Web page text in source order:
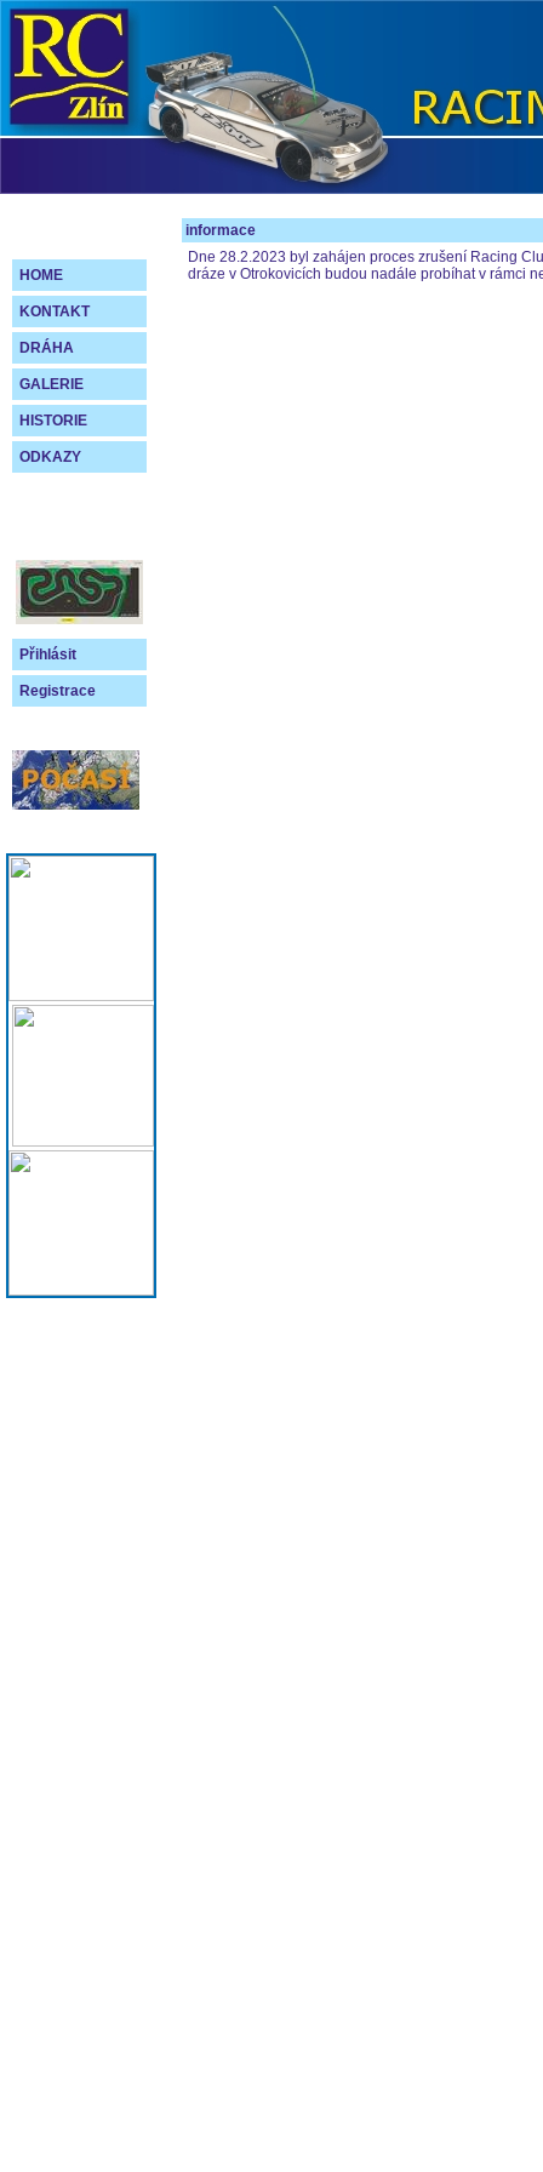
HOME
KONTAKT
DRÁHA
GALERIE
HISTORIE
ODKAZY
Přihlásit
Registrace
informace
Dne 28.2.2023 byl zahájen proces zrušení Racing
dráze v Otrokovicích budou nadále probíhat v rámci